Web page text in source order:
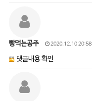
빵먹는공주 2020.12.10 20:58
댓글내용 확인